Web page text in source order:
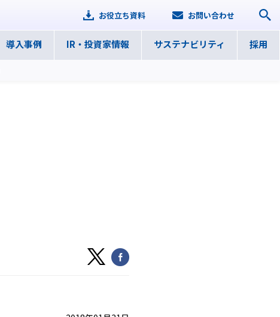
導入事例 IR・ 投資家情報 サステナビリティ 採用
お役立ち資料 お問い合わせ